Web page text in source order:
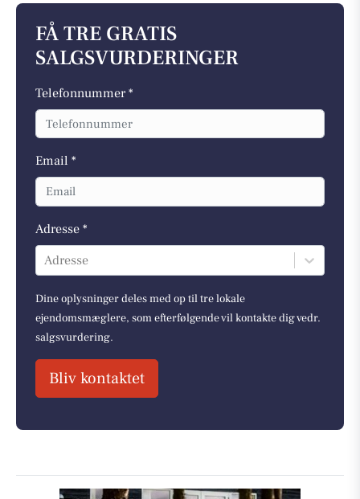
FÅ TRE GRATIS
SALGSVURDERINGER
Telefonnummer *
Email *
Adresse *
Adresse
Dine oplysninger deles med op til tre lokale
ejendomsmæglere, som efterfølgende vil kontakte dig vedr.
salgsvurdering.
Bliv kontaktet